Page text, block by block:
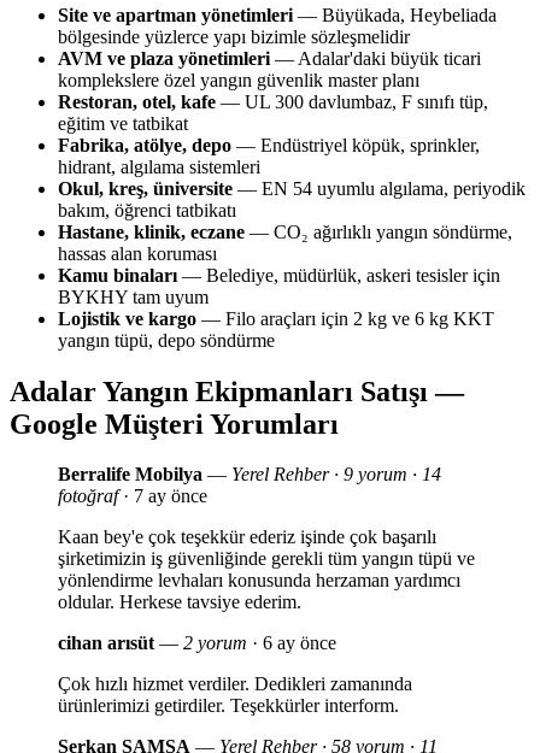
Site ve apartman yönetimleri — Büyükada, Heybeliada
bölgesinde yüzlerce yapı bizimle sözleşmelidir
AVM ve plaza yönetimleri — Adalar'daki büyük ticari
komplekslere özel yangın güvenlik master planı
Restoran, otel, kafe — UL 300 davlumbaz, F sınıfı tüp,
eğitim ve tatbikat
Fabrika, atölye, depo — Endüstriyel köpük, sprinkler,
hidrant, algılama sistemleri
Okul, kreş, üniversite — EN 54 uyumlu algılama, periyodik
bakım, öğrenci tatbikatı
Hastane, klinik, eczane — CO₂ ağırlıklı yangın söndürme,
hassas alan koruması
Kamu binaları — Belediye, müdürlük, askeri tesisler için
BYKHY tam uyum
Lojistik ve kargo — Filo araçları için 2 kg ve 6 kg KKT
yangın tüpü, depo söndürme
Adalar Yangın Ekipmanları Satışı —
Google Müşteri Yorumları
Berralife Mobilya — Yerel Rehber · 9 yorum · 14
fotoğraf· 7 ay önce
Kaan bey'e çok teşekkür ederiz işinde çok başarılı
şirketimizin iş güvenliğinde gerekli tüm yangın tüpü ve
yönlendirme levhaları konusunda herzaman yardımcı
oldular. Herkese tavsiye ederim.
cihan arısüt— 2 yorum · 6 ay önce
Çok hızlı hizmet verdiler. Dedikleri zamanında
ürünlerimizi getirdiler. Teşekkürler interform.
Serkan SAMSA — Yerel Rehber · 58 yorum · 11